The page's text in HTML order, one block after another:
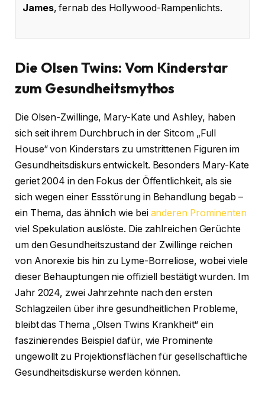
James, fernab des Hollywood-Rampenlichts.
Die Olsen Twins: Vom Kinderstar
zum Gesundheitsmythos
Die Olsen-Zwillinge, Mary-Kate und Ashley, haben
sich seit ihrem Durchbruch in der Sitcom „Full
House“ von Kinderstars zu umstrittenen Figuren im
Gesundheitsdiskurs entwickelt. Besonders Mary-Kate
geriet 2004 in den Fokus der Öffentlichkeit, als sie
sich wegen einer Essstörung in Behandlung begab –
ein Thema, das ähnlich wie bei anderen Prominenten
viel Spekulation auslöste. Die zahlreichen Gerüchte
um den Gesundheitszustand der Zwillinge reichen
von Anorexie bis hin zu Lyme-Borreliose, wobei viele
dieser Behauptungen nie offiziell bestätigt wurden. Im
Jahr 2024, zwei Jahrzehnte nach den ersten
Schlagzeilen über ihre gesundheitlichen Probleme,
bleibt das Thema „Olsen Twins Krankheit“ ein
faszinierendes Beispiel dafür, wie Prominente
ungewollt zu Projektionsflächen für gesellschaftliche
Gesundheitsdiskurse werden können.